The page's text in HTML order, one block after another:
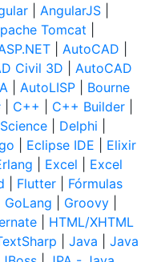
AngularJS
Tomcat
AutoCAD
Civil 3D
AutoCAD
AutoLISP
Bourne
C++ C++ Builder
Delphi
Eclipse IDE
Elixir
Excel
Excel
Flutter
Fórmulas
GoLang Groovy
HTML/XHTML
Java
Java